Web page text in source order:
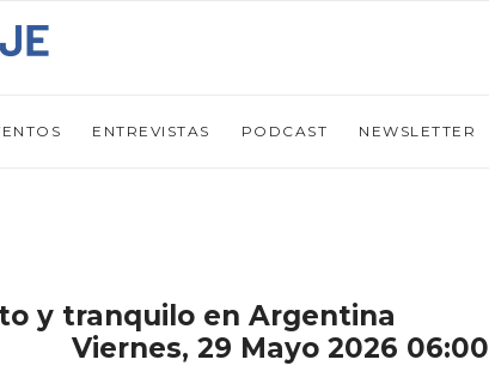
ENTREVISTAS PODCAST NEWSLETTER
y tranquilo en Argentina
Viernes, 29 Mayo 2026 06:00